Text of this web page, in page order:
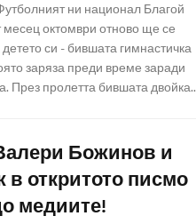
ни национал Благой
месец октомври отново ще се
си - бившата гимнастичка
заряза преди време заради
През пролетта бившата двойка..
Божинов и
откритото писмо
медиите!